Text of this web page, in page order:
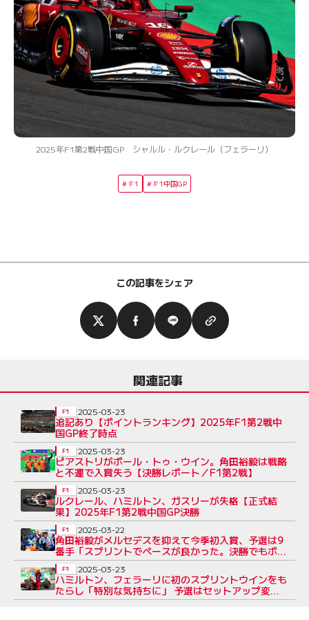
2025年F1第2戦中国GP シャルル・ルクレール（フェラーリ）
F1 F1中国GP
この記事をシェア
関連記事
追記あり【ポイントランキング】2025年F1第2戦中
国GP終了時点
F1 2025-03-23
ピアストリがポール・トゥ・ウイン。角田裕毅は戦略
と不運で入賞失う【決勝レポート／F1第2戦】
F1 2025-03-23
ルクレール、ハミルトン、ガスリーが失格【正式結
果】2025年F1第2戦中国GP決勝
F1 2025-03-23
角田裕毅がメルセデスを抑えて今季初入賞、予選は9
番手「スプリントでペースが良かった。決勝でもポイ
ントを狙える」
F1 2025-03-22
ハミルトン、フェラーリに初のスプリントウインをも
たらし「特別な気持ちに」 予選はセットアップ変更
で不調
F1 2025-03-23